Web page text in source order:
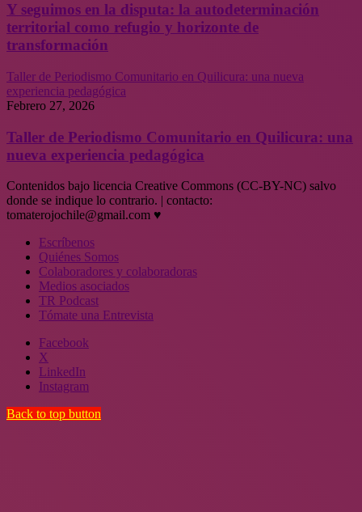
Y seguimos en la disputa: la autodeterminación
territorial como refugio y horizonte de
transformación
Taller de Periodismo Comunitario en Quilicura: una nueva
experiencia pedagógica
Febrero 27, 2026
Taller de Periodismo Comunitario en Quilicura: una
nueva experiencia pedagógica
Contenidos bajo licencia Creative Commons (CC-BY-NC) salvo
donde se indique lo contrario. | contacto:
tomaterojochile@gmail.com ♥
Escríbenos
Quiénes Somos
Colaboradores y colaboradoras
Medios asociados
TR Podcast
Tómate una Entrevista
Facebook
X
LinkedIn
Instagram
Back to top button